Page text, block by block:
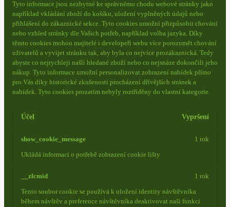
Tyto informace jsou nezbytné ke správnému chodu webové stránky jako
například vkládání zboží do košíku, uložení vyplněných údajů nebo
přihlášení do zákaznické sekce. Tyto cookies umožní přizpůsobit chování
nebo vzhled stránky dle Vašich potřeb, například volba jazyka. Díky
těmto cookies mohou majitelé i developeři webu více porozumět chování
uživatelů a vyvijet stránku tak, aby byla co nejvíce prozákaznická. Tedy
abyste co nejrychleji našli hledané zboží nebo co nejsnáze dokončili jeho
nákup. Tyto informace umožní personalizovat zobrazení nabídek přímo
pro Vás díky historické zkušenosti procházení dřívějších stránek a
nabídek. Tyto cookies prozatím nebyly roztříděny do vlastní kategorie.
Účel Vypršení
show_cookie_message
Ukládá informaci o potřebě zobrazení cookie lišty
1 rok
__zlcmid
Tento soubor cookie se používá k uložení identity návštěvníka
během návštěv a preference návštěvníka deaktivovat naši funkci
1 rok